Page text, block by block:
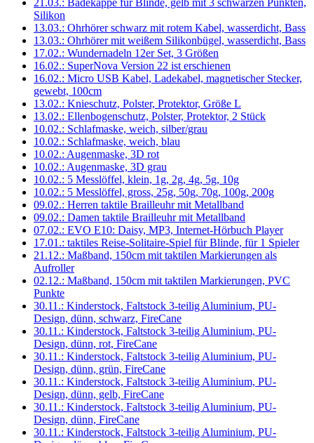
21.03.: Badekappe für Blinde, gelb mit 3 schwarzen Punkten,
Silikon
13.03.: Ohrhörer schwarz mit rotem Kabel, wasserdicht, Bass
13.03.: Ohrhörer mit weißem Silikonbügel, wasserdicht, Bass
17.02.: Wundernadeln 12er Set, 3 Größen
16.02.: SuperNova Version 22 ist erschienen
16.02.: Micro USB Kabel, Ladekabel, magnetischer Stecker,
gewebt, 100cm
13.02.: Knieschutz, Polster, Protektor, Größe L
13.02.: Ellenbogenschutz, Polster, Protektor, 2 Stück
10.02.: Schlafmaske, weich, silber/grau
10.02.: Schlafmaske, weich, blau
10.02.: Augenmaske, 3D rot
10.02.: Augenmaske, 3D grau
10.02.: 5 Messlöffel, klein, 1g, 2g, 4g, 5g, 10g
10.02.: 5 Messlöffel, gross, 25g, 50g, 70g, 100g, 200g
09.02.: Herren taktile Brailleuhr mit Metallband
09.02.: Damen taktile Brailleuhr mit Metallband
07.02.: EVO E10: Daisy, MP3, Internet-Hörbuch Player
17.01.: taktiles Reise-Solitaire-Spiel für Blinde, für 1 Spieler
21.12.: Maßband, 150cm mit taktilen Markierungen als
Aufroller
02.12.: Maßband, 150cm mit taktilen Markierungen, PVC
Punkte
30.11.: Kinderstock, Faltstock 3-teilig Aluminium, PU-
Design, dünn, schwarz, FireCane
30.11.: Kinderstock, Faltstock 3-teilig Aluminium, PU-
Design, dünn, rot, FireCane
30.11.: Kinderstock, Faltstock 3-teilig Aluminium, PU-
Design, dünn, grün, FireCane
30.11.: Kinderstock, Faltstock 3-teilig Aluminium, PU-
Design, dünn, gelb, FireCane
30.11.: Kinderstock, Faltstock 3-teilig Aluminium, PU-
Design, dünn, FireCane
30.11.: Kinderstock, Faltstock 3-teilig Aluminium, PU-